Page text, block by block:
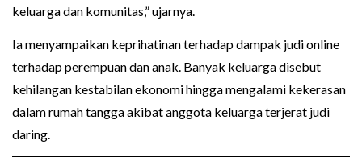
keluarga dan komunitas,” ujarnya.
Ia menyampaikan keprihatinan terhadap dampak judi online
terhadap perempuan dan anak. Banyak keluarga disebut
kehilangan kestabilan ekonomi hingga mengalami kekerasan
dalam rumah tangga akibat anggota keluarga terjerat judi
daring.